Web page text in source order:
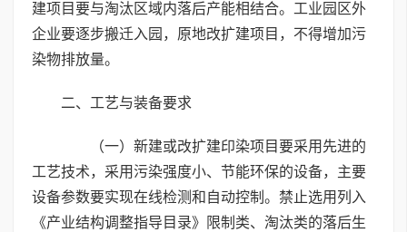
建项目要与淘汰区域内落后产能相结合。工业园区外
企业要逐步搬迁入园，原地改扩建项目，不得增加污
染物排放量。
二、工艺与装备要求
（一）新建或改扩建印染项目要采用先进的
工艺技术，采用污染强度小、节能环保的设备，主要
设备参数要实现在线检测和自动控制。禁止选用列入
《产业结构调整指导目录》限制类、淘汰类的落后生